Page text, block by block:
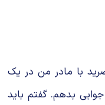
با مادر من در یک
بدهم. گفتم باید